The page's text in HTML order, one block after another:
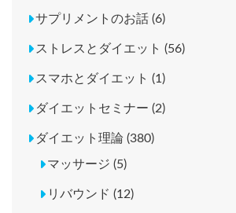
サプリメントのお話 (6)
ストレスとダイエット (56)
スマホとダイエット (1)
ダイエットセミナー (2)
ダイエット理論 (380)
マッサージ (5)
リバウンド (12)